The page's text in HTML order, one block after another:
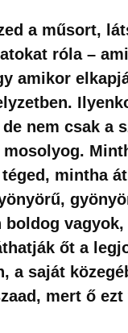
a műsort,
róla –
amikor
nem csak a
mosolyog.
mintha
boldog vagyok,
őt a
a saját
mert ő ezt